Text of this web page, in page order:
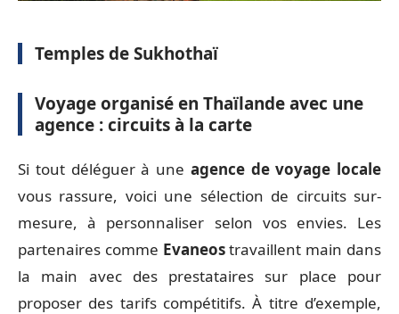
Temples de Sukhothaï
Voyage organisé en Thaïlande avec une
agence : circuits à la carte
Si tout déléguer à une agence de voyage locale
vous rassure, voici une sélection de circuits sur-
mesure, à personnaliser selon vos envies. Les
partenaires comme Evaneostravaillent main dans
la main avec des prestataires sur place pour
proposer des tarifs compétitifs. À titre d’exemple,